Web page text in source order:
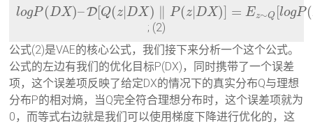
logP (DX)–D[Q(z|DX) ∥ P(z|DX)] = Ez∼Q [logP (
; (2)
公式(2)是VAE的核心公式，我们接下来分析一个这个公式。
公式的左边有我们的优化目标P(DX)，同时携带了一个误差
项，这个误差项反映了给定DX的情况下的真实分布Q与理想
分布P的相对熵，当Q完全符合理想分布时，这个误差项就为
0，而等式右边就是我们可以使用梯度下降进行优化的，这